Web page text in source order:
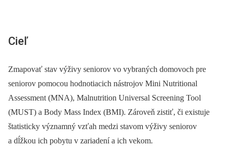
Cieľ
Zmapovať stav výživy seniorov vo vybraných domovoch pre
seniorov pomocou hodnotiacich nástrojov Mini Nutritional
Assessment (MNA), Malnutrition Universal Screening Tool
(MUST) a Body Mass Index (BMI). Zároveň zistiť, či existuje
štatisticky významný vzťah medzi stavom výživy seniorov
a dĺžkou ich pobytu v zariadení a ich vekom.